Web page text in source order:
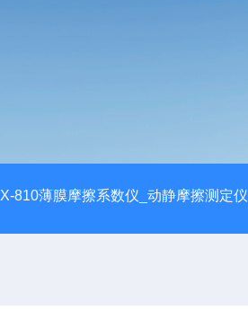
X-810薄膜摩擦系数仪_动静摩擦测定仪